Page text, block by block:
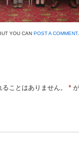
YOU CAN POST A COMMENT.
ことはありません。 *